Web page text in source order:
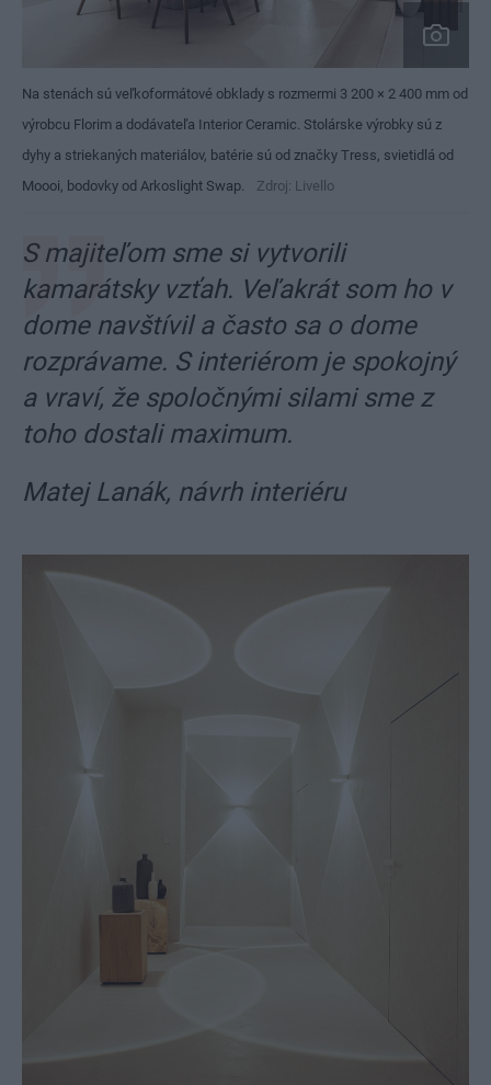
Na stenách sú veľkoformátové obklady s rozmermi 3 200 × 2 400 mm od
výrobcu Florim a dodávateľa Interior Ceramic. Stolárske výrobky sú z
dyhy a striekaných materiálov, batérie sú od značky Tress, svietidlá od
Moooi, bodovky od Arkoslight Swap.
Zdroj: Livello
S majiteľom sme si vytvorili
kamarátsky vzťah. Veľakrát som ho v
dome navštívil a často sa o dome
rozprávame. S interiérom je spokojný
a vraví, že spoločnými silami sme z
toho dostali maximum.
Matej Lanák, návrh interiéru